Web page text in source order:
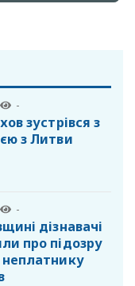
-
зустрівся з
з Литви
-
дізнавачі
про підозру
неплатнику